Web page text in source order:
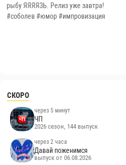
рыбу ЯЯЯЯЗЬ. Релиз уже завтра!
#соболев #юмор #импровизация
СКОРО
через 5 минут
ЧП
2026 сезон, 144 выпуск
через 2 часа
Давай поженимся
выпуск от 06.08.2026